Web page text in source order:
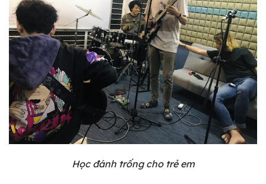
Học đánh trống cho trẻ em